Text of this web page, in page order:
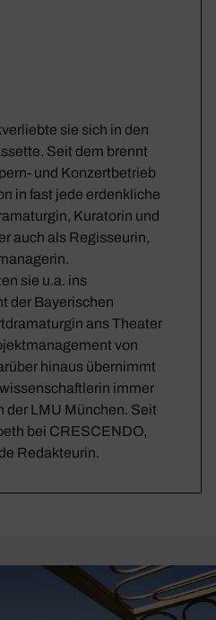
sie sich in den
Seit dem brennt
und Konzertbetrieb
in fast jede erdenkliche
Kuratorin und
auch als Regisseurin,
sie u.a. ins
der Bayerischen
ans Theater
von
hinaus übernimmt
immer
der LMU München. Seit
bei CRESCENDO,
Redakteurin.